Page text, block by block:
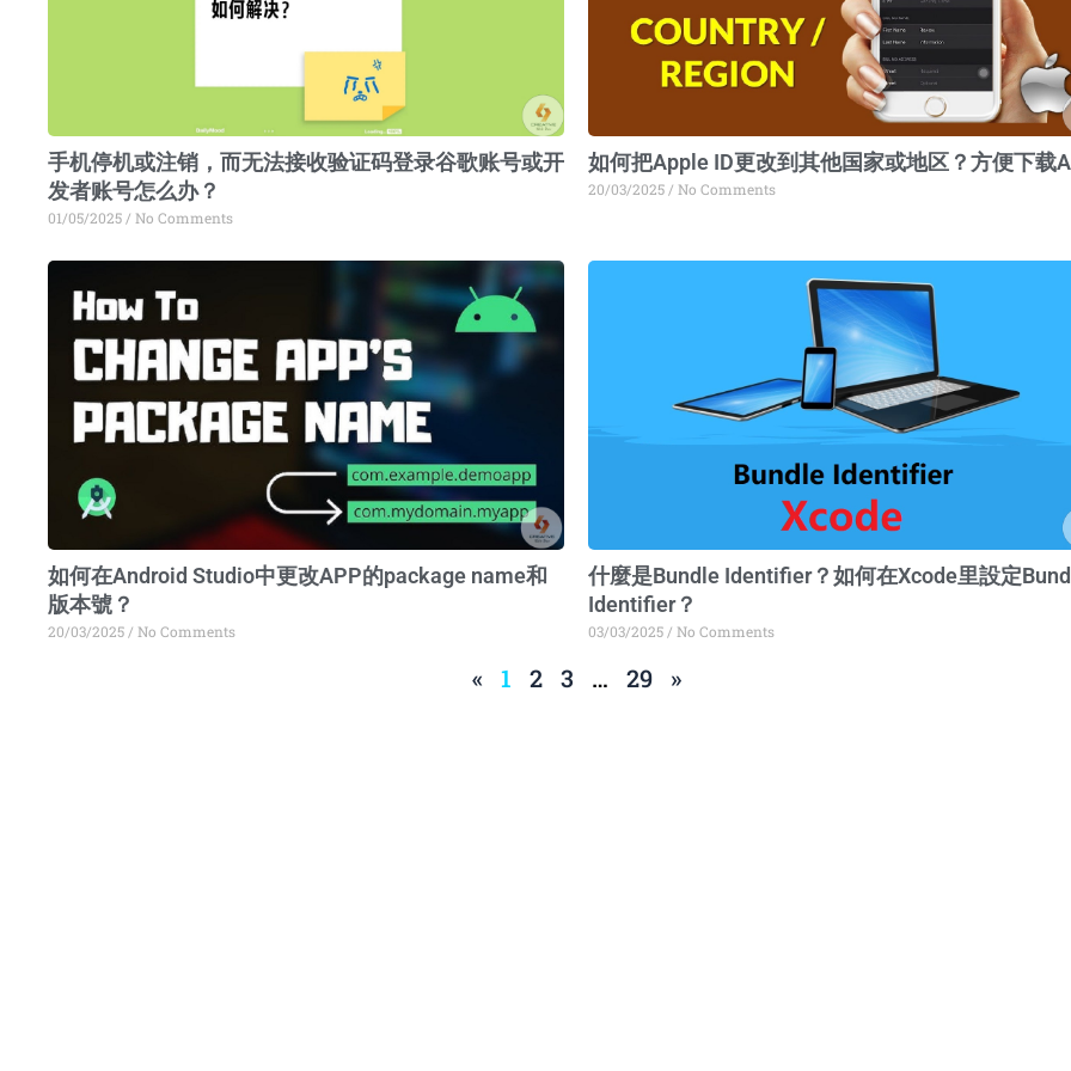
手机停机或注销，而无法接收验证码登录谷歌账号或开
发者账号怎么办？
01/05/2025 No Comments
如何把Apple ID更改到其他国家或地区？方便下载
20/03/2025 No Comments
如何在Android Studio中更改APP的package name和
版本號？
20/03/2025 No Comments
什麼是Bundle Identifier？如何在Xcode里設定
Identifier？
03/03/2025 No Comments
« 1 2 3 … 29 »